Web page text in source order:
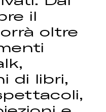
il
oltre
di libri,